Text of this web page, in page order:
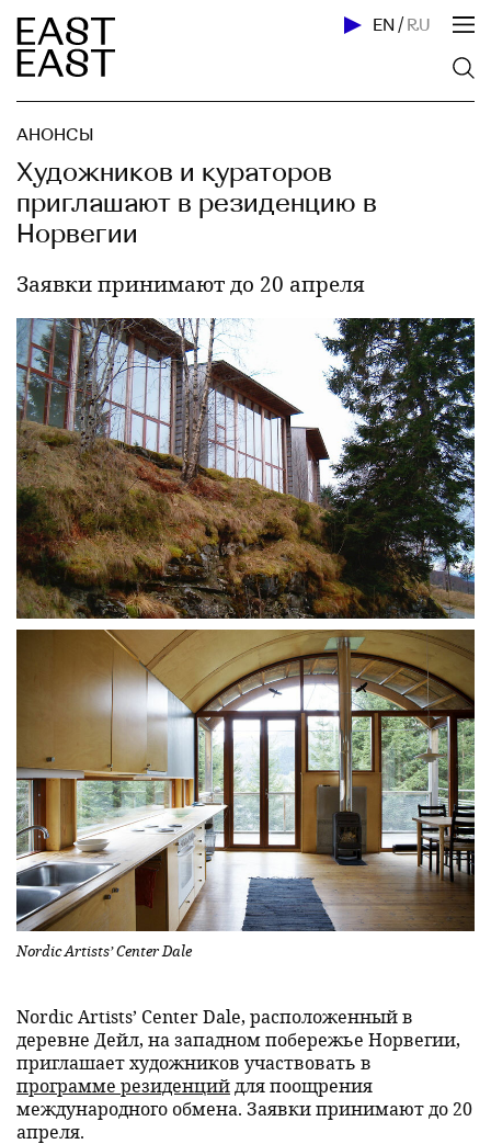
EN / RU
АНОНСЫ
Художников и кураторов
приглашают в резиденцию в
Норвегии
Заявки принимают до 20 апреля
Nordic Artists’ Center Dale
Nordic Artists’ Center Dale, расположенный в
деревне Дейл, на западном побережье Норвегии,
приглашает художников участвовать в
программе резиденций для поощрения
международного обмена. Заявки принимают до 20
апреля.